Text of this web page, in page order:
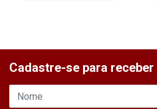
Cadastre-se para